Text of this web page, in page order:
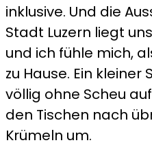
inklusive. Und die
Stadt Luzern liegt
und ich fühle mich,
zu Hause. Ein kleiner
völlig ohne Scheu
den Tischen nach
Krümeln um.